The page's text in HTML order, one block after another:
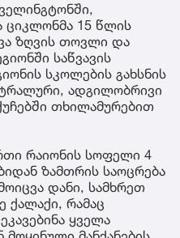
ციკლონმა 15 წლის
ზღვის თოვლი და
საწვავის
სკოლების გახსნის
ადგილობრივი
თხილამურებით
რაიონის სოფელი 4
ზამთრის საოცრება
დანი, სამხრეთ
ქალაქი, რამაც
ყველა